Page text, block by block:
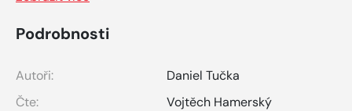
Podrobnosti
Autoři:
Daniel Tučka
Čte:
Vojtěch Hamerský